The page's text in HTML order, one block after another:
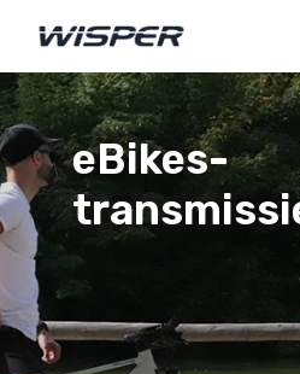
eBikes-